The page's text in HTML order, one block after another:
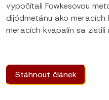
vypočítali Fowkesovou
dijódmetánu ako meracích
meracích kvapalín sa
Stáhnout článek